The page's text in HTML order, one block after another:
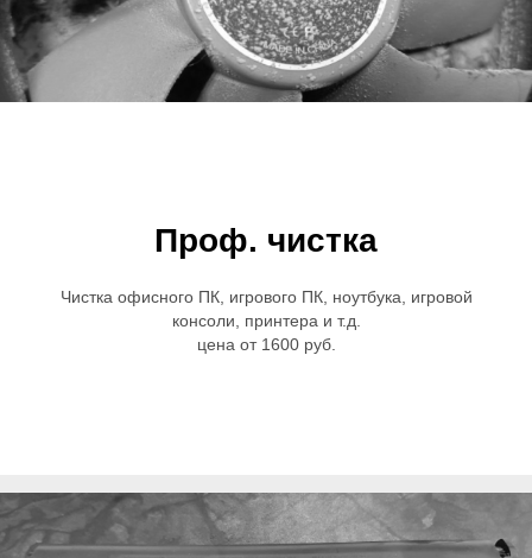
Проф. чистка
Чистка офисного ПК, игрового ПК, ноутбука, игровой
консоли, принтера и т.д.
цена от 1600 руб.